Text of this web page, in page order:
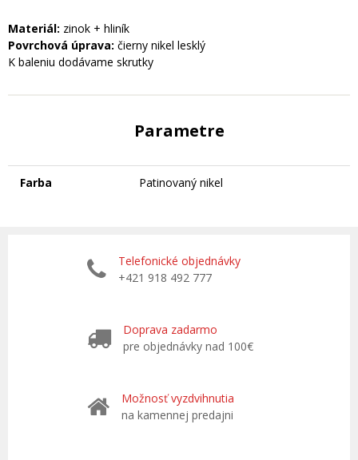
Materiál: zinok + hliník
Povrchová úprava: čierny nikel lesklý
K baleniu dodávame skrutky
Parametre
Farba Patinovaný nikel
Telefonické objednávky
+421 918 492 777
Doprava zadarmo
pre objednávky nad 100€
Možnosť vyzdvihnutia
na kamennej predajni